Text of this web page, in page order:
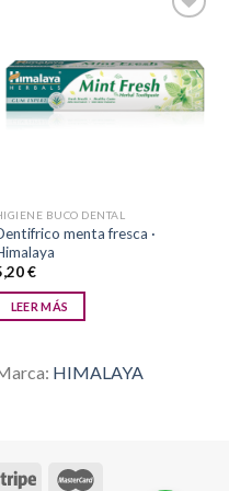
Añadir
a la
lista de
BUCO DENTAL
menta fresca ·
€
LEER MÁS
HIMALAYA